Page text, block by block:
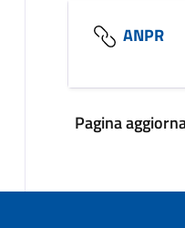
ANPR
Pagina